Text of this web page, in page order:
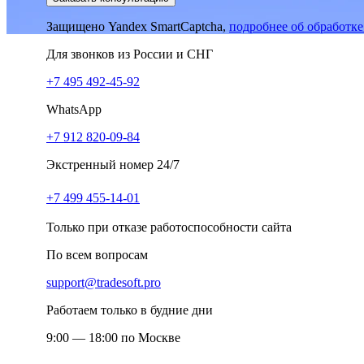
Защищено Yandex SmartCaptcha, подробнее об
Для звонков из России и СНГ
+7 495 492-45-92
WhatsApp
+7 912 820-09-84
Экстренный номер 24/7
+7 499 455-14-01
Только при отказе работоспособности сайта
По всем вопросам
support@tradesoft.pro
Работаем только в будние дни
9:00 — 18:00 по Москве